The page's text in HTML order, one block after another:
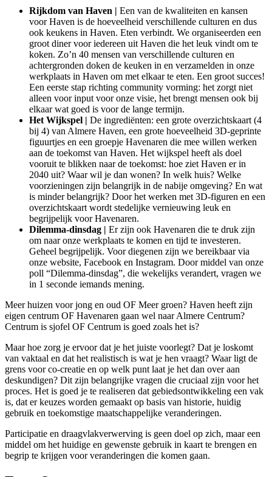
Rijkdom van Haven | Een van de kwaliteiten en kansen
voor Haven is de hoeveelheid verschillende culturen en dus
ook keukens in Haven. Eten verbindt. We organiseerden een
groot diner voor iedereen uit Haven die het leuk vindt om te
koken. Zo’n 40 mensen van verschillende culturen en
achtergronden doken de keuken in en verzamelden in onze
werkplaats in Haven om met elkaar te eten. Een groot succes!
Een eerste stap richting community vorming: het zorgt niet
alleen voor input voor onze visie, het brengt mensen ook bij
elkaar wat goed is voor de lange termijn.
Het Wijkspel | De ingrediënten: een grote overzichtskaart (4
bij 4) van Almere Haven, een grote hoeveelheid 3D-geprinte
figuurtjes en een groepje Havenaren die mee willen werken
aan de toekomst van Haven. Het wijkspel heeft als doel
vooruit te blikken naar de toekomst: hoe ziet Haven er in
2040 uit? Waar wil je dan wonen? In welk huis? Welke
voorzieningen zijn belangrijk in de nabije omgeving? En wat
is minder belangrijk? Door het werken met 3D-figuren en een
overzichtskaart wordt stedelijke vernieuwing leuk en
begrijpelijk voor Havenaren.
Dilemma-dinsdag | Er zijn ook Havenaren die te druk zijn
om naar onze werkplaats te komen en tijd te investeren.
Geheel begrijpelijk. Voor diegenen zijn we bereikbaar via
onze website, Facebook en Instagram. Door middel van onze
poll “Dilemma-dinsdag”, die wekelijks verandert, vragen we
in 1 seconde iemands mening.
Meer huizen voor jong en oud OF Meer groen? Haven heeft zijn
eigen centrum OF Havenaren gaan wel naar Almere Centrum?
Centrum is sjofel OF Centrum is goed zoals het is?
Maar hoe zorg je ervoor dat je het juiste voorlegt? Dat je loskomt
van vaktaal en dat het realistisch is wat je hen vraagt? Waar ligt de
grens voor co-creatie en op welk punt laat je het dan over aan
deskundigen? Dit zijn belangrijke vragen die cruciaal zijn voor het
proces. Het is goed je te realiseren dat gebiedsontwikkeling een vak
is, dat er keuzes worden gemaakt op basis van historie, huidig
gebruik en toekomstige maatschappelijke veranderingen.
Participatie en draagvlakverwerving is geen doel op zich, maar een
middel om het huidige en gewenste gebruik in kaart te brengen en
begrip te krijgen voor veranderingen die komen gaan.